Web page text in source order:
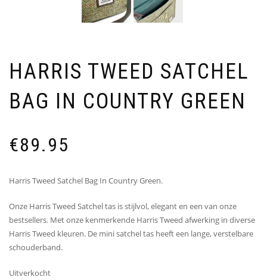
HARRIS TWEED SATCHEL
BAG IN COUNTRY GREEN
€89.95
Harris Tweed Satchel Bag In Country Green.
Onze Harris Tweed Satchel tas is stijlvol, elegant en een van onze
bestsellers. Met onze kenmerkende Harris Tweed afwerking in diverse
Harris Tweed kleuren. De mini satchel tas heeft een lange, verstelbare
schouderband.
Uitverkocht